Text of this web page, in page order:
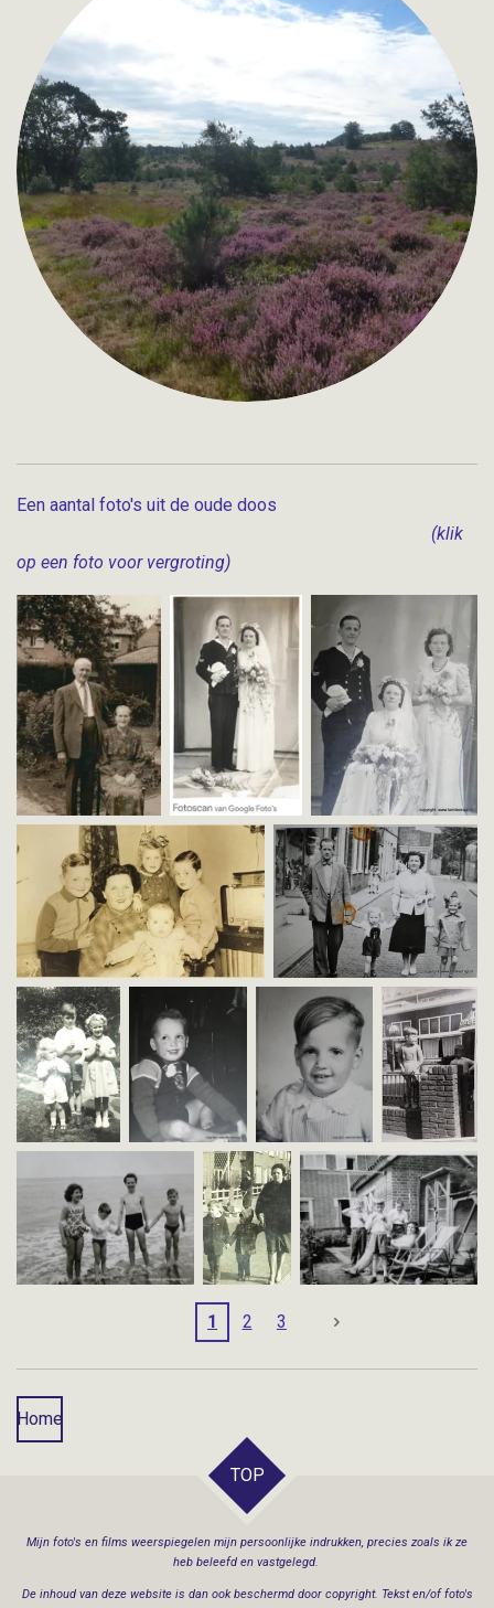
Een aantal foto's uit de oude doos
(klik
op een foto voor vergroting)
1 2 3
Home
TOP
Mijn foto's en films weerspiegelen mijn persoonlijke indrukken, precies zoals ik ze
heb beleefd en vastgelegd.
De inhoud van deze website is dan ook beschermd door copyright. Tekst en/of foto's